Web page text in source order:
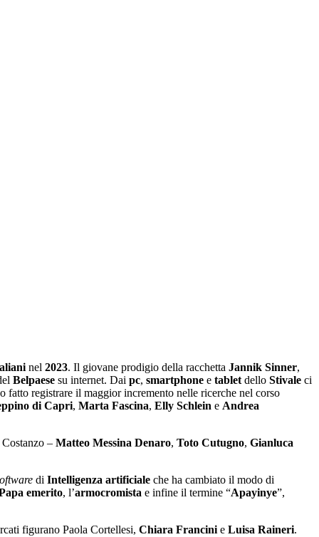
nel 2023. Il giovane prodigio della racchetta Jannik Sinner,
Belpaese su internet. Dai pc, smartphone e tablet dello Stivale ci
fatto registrare il maggior incremento nelle ricerche nel corso
di Capri, Marta Fascina, Elly Schlein e Andrea
– Matteo Messina Denaro, Toto Cutugno, Gianluca
di Intelligenza artificiale che ha cambiato il modo di
emerito, l’armocromista e infine il termine “Apayinye”,
figurano Paola Cortellesi, Chiara Francini e Luisa Raineri.